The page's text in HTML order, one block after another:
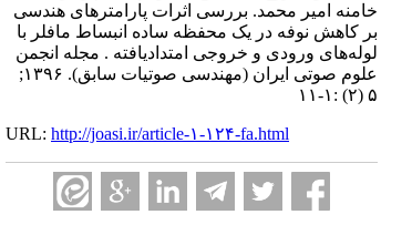
خامنه امیر محمد. بررسی اثرات پارامترهای هندسی
بر کاهش نوفه در یک محفظه ساده انبساط مافلر با
لوله‌های ورودی و خروجی امتدادیافته . مجله انجمن
علوم صوتی ایران (مهندسی صوتیات سابق). ۱۳۹۶;
۵ (۲) :۱-۱۱
URL: http://joasi.ir/article-۱-۱۲۴-fa.html